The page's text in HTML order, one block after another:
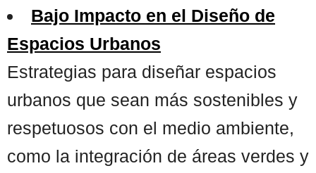
Bajo Impacto en el Diseño de
Espacios Urbanos
Estrategias para diseñar espacios
urbanos que sean más sostenibles y
respetuosos con el medio ambiente,
como la integración de áreas verdes y